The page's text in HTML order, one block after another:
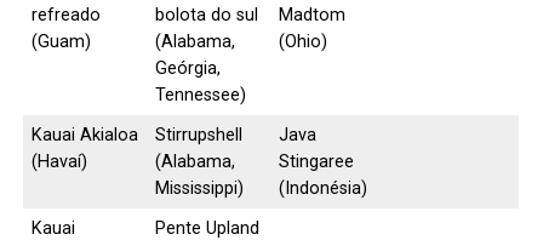
refreado
(Guam)
bolota do sul
(Alabama,
Geórgia,
Tennessee)
Madtom
(Ohio)
Kauai Akialoa
(Havaí)
Stirrupshell
(Alabama,
Mississippi)
Java
Stingaree
(Indonésia)
Kauai
Pente Upland